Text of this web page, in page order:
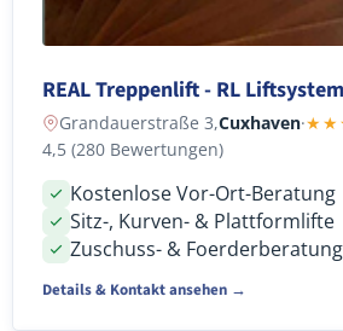
REAL Treppenlift - RL
Grandauerstraße 3,Cuxhaven·
4,5 (280 Bewertungen)
Kostenlose Vor-Ort-Beratung
Sitz-, Kurven- & Plattformlifte
Zuschuss- & Foerderberatung
Details & Kontakt ansehen →